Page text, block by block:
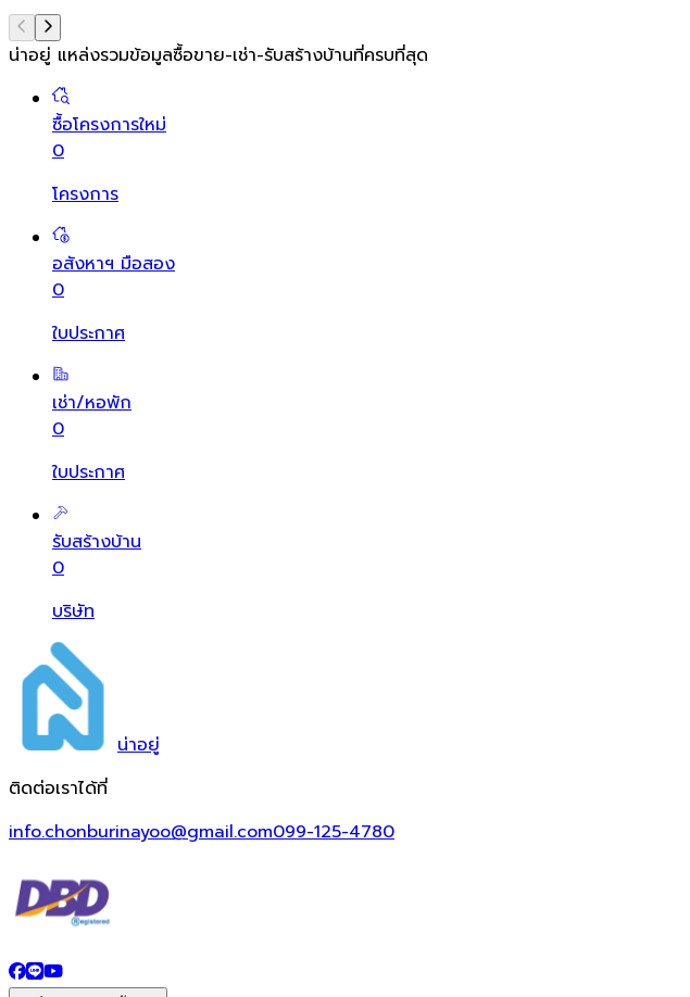
น่าอยู่ แหล่งรวมข้อมูลซื้อขาย-เช่า-รับสร้างบ้านที่ครบที่สุด
ซื้อโครงการใหม่
0
โครงการ
อสังหาฯ มือสอง
0
ใบประกาศ
เช่า/หอพัก
0
ใบประกาศ
รับสร้างบ้าน
0
บริษัท
น่าอยู่
ติดต่อเราได้ที่
info.chonburinayoo@gmail.com099-125-4780